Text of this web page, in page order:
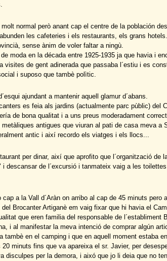
molt normal però anant cap el centre de la población
les cafeteries i els restaurants, els grans
sense ànim de voler faltar a ningù.
moda en la década entre 1925-1935 ja que havia i
visites de gent adinerada que passaba l´estiu i es
i suposo que tambè polìtic.
ajundant a mantenir aquell glamur d´abans.
es feia als jardins (actualmente parc pùblic) del
de bona qualitat i a uns preus moderadament
antigues que viuran al pati de casa meva a
antic i així recordo els viatges i els llocs...
per dinar, així que aprofito que l´organització de
i descansar de l´excursió i tanmateix vaig a les
a la Vall d´Aràn on arribo al cap de 45 minuts pero
Brocanter Artiganè em vaig fixar que hi havia el
que eren familia del responsable de l´establiment
i al manifestar la meva intenció de comprar algún
tambè en el camping i que en aquell moment estaba
20 minuts fins que va apareixa el sr. Javier, per
disculpes per la demora, i aixó que jo li deia que no